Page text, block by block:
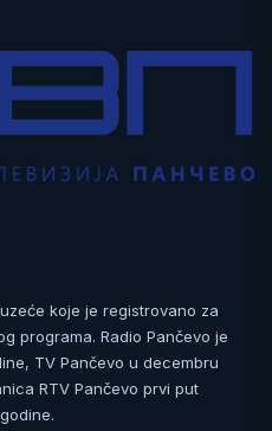
koje je registrovano za
programa. Radio Pančevo je
TV Pančevo u decembru
RTV Pančevo prvi put